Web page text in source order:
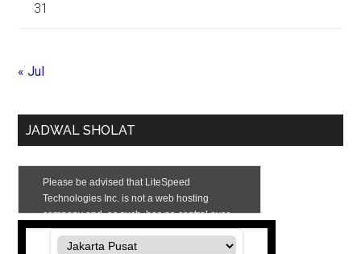
31
« Jul
JADWAL SHOLAT